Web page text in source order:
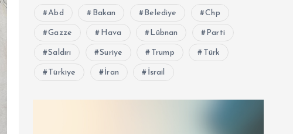
Abd Bakan Belediye Chp
Gazze Hava Lübnan Parti
Saldırı Suriye Trump Türk
Türkiye İran İsrail